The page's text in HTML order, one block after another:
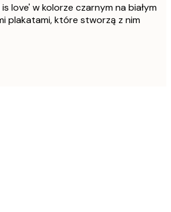
love' w kolorze czarnym na białym
plakatami, które stworzą z nim